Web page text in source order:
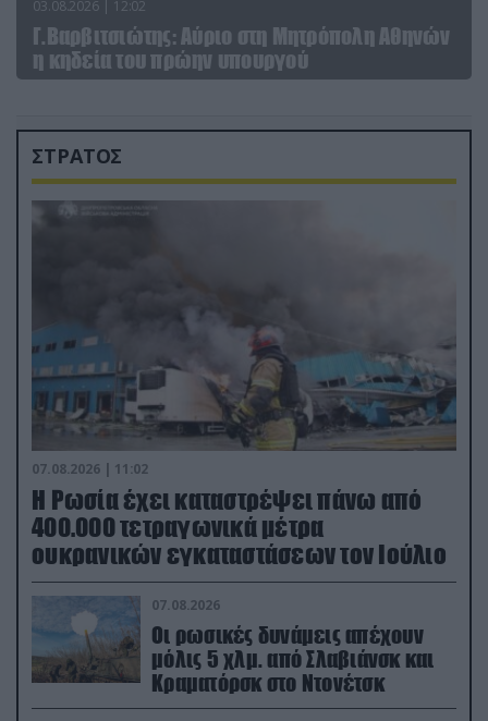
03.08.2026 | 12:02
Γ.Βαρβιτσιώτης: Aύριο στη Μητρόπολη Αθηνών
η κηδεία του πρώην υπουργού
ΣΤΡΑΤΟΣ
07.08.2026 | 11:02
Η Ρωσία έχει καταστρέψει πάνω από
400.000 τετραγωνικά μέτρα
ουκρανικών εγκαταστάσεων τον Ιούλιο
07.08.2026
Οι ρωσικές δυνάμεις απέχουν
μόλις 5 χλμ. από Σλαβιάνσκ και
Κραματόρσκ στο Ντονέτσκ